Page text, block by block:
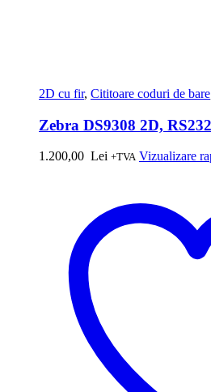
2D cu fir, Cititoare coduri de bare
Zebra DS9308 2D, RS232
1.200,00 Lei +TVA Vizualizare